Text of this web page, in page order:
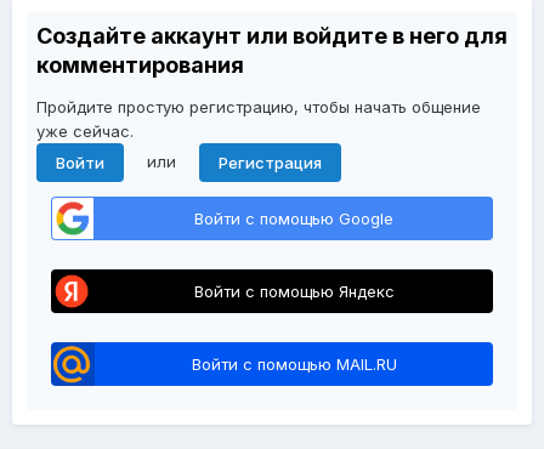
Создайте аккаунт или войдите в него для
комментирования
Пройдите простую регистрацию, чтобы начать общение
уже сейчас.
Войти
или Регистрация
Войти с помощью Google
Войти с помощью Яндекс
Войти с помощью MAIL.RU